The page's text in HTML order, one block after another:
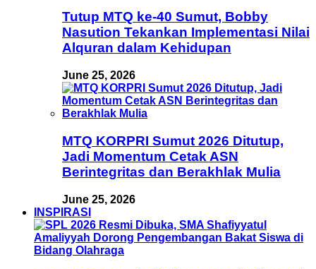
Tutup MTQ ke-40 Sumut, Bobby
Nasution Tekankan Implementasi Nilai
Alquran dalam Kehidupan
June 25, 2026
MTQ KORPRI Sumut 2026 Ditutup,
Jadi Momentum Cetak ASN
Berintegritas dan Berakhlak Mulia
June 25, 2026
INSPIRASI